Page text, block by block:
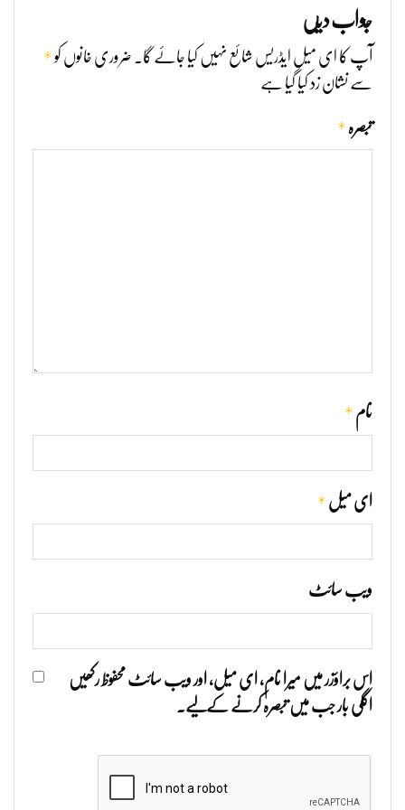
جواب دیں
آپ کا ای میل ایڈریس شائع نہیں کیا جائے گا۔ ضروری خانوں کو*
سے نشان زد کیا گیا ہے
تبصرہ *
نام *
ای میل *
ویب‌ سائٹ
اس براؤزر میں میرا نام، ای میل، اور ویب سائٹ محفوظ رکھیں
اگلی بار جب میں تبصرہ کرنے کےلیے۔